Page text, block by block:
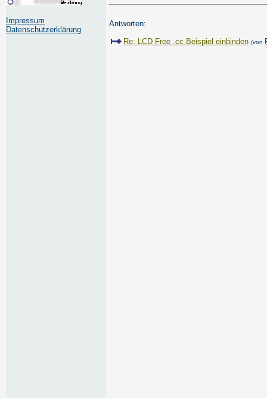
Impressum
Datenschutzerklärung
Antworten:
Re: LCD Free .cc Beispiel einbinden (von